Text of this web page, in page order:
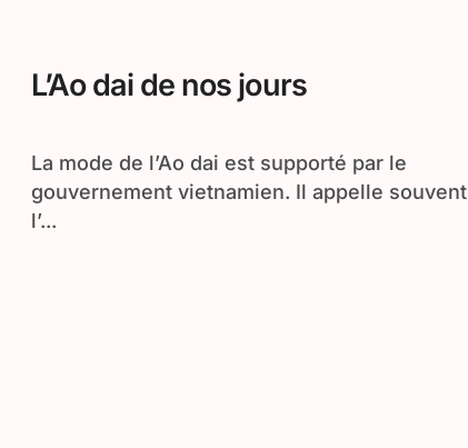
L’Ao dai de nos jours
La mode de l’Ao dai est supporté par le
gouvernement vietnamien. Il appelle souvent
l’...